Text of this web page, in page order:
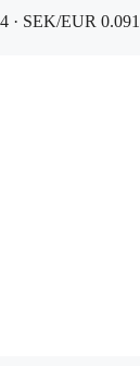
· SEK/EUR